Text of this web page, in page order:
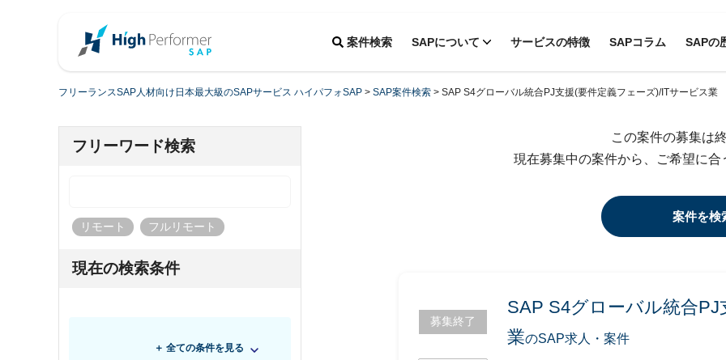
案件検索 SAPについて サービスの特徴 SAPコラム SAPの
フリーランスSAP人材向け日本最大級のSAPサービス ハイパフォSAP > SAP案件検索 > SAP S4グローバル統合PJ支援(要件定義フェーズ)/ITサービス業
フリーワード検索
リモート フルリモート
現在の検索条件
＋ 全ての条件を見る
この案件の募集は
現在募集中の案件から、ご希望に
案件を検
募集終了
SAP S4グローバル統合
業のSAP求人・案件